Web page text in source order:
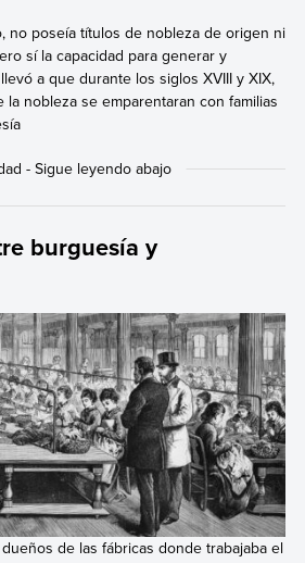
no poseía títulos de nobleza de origen ni
sí la capacidad para generar y
a que durante los siglos XVIII y XIX,
la nobleza se emparentaran con familias
burguesía y
de las fábricas donde trabajaba el